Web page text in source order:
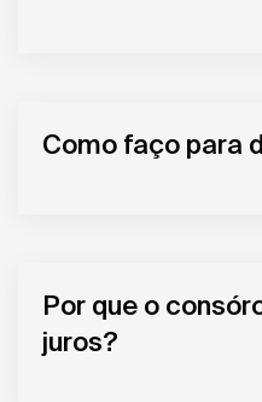
Como faço para
Por que o
juros?